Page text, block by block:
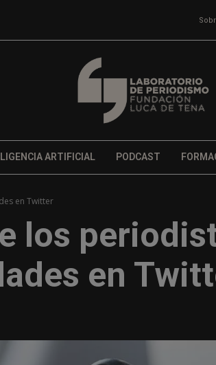
ARTIFICIAL PODCAST
en Twitter
los
en